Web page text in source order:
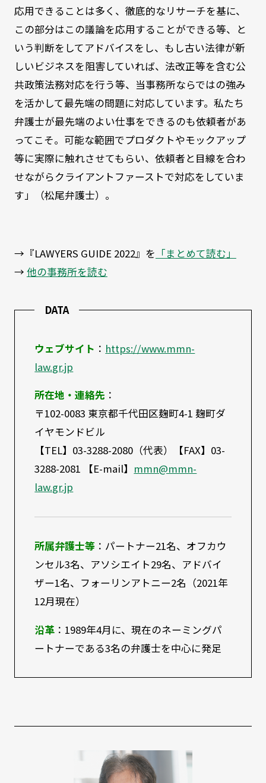
応用できることは多く、徹底的なリサーチを基に、
この部分はこの議論を応用することができる等、と
いう判断をしてアドバイスをし、もし古い法律が新
しいビジネスを阻害していれば、法改正等を含む公
共政策法務対応を行う等、当事務所ならではの強み
を活かして最先端の問題に対応しています。私たち
弁護士が最先端のよい仕事をできるのも依頼者があ
ってこそ。可能な範囲でプロダクトやモックアップ
等に実際に触れさせてもらい、依頼者と目線を合わ
せながらクライアントファーストで対応をしていま
す」（松尾弁護士）。
→『LAWYERS GUIDE 2022』を 「まとめて読む」
→ 他の事務所を読む
DATA
ウェブサイト ： https://www.mmn-
law.gr.jp
所在地・連絡先 ：
〒102-0083 東京都千代田区麹町4-1 麹町ダ
イヤモンドビル
【TEL】03-3288-2080（代表）【FAX】03-
3288-2081 【E-mail】 mmn@mmn-
law.gr.jp
所属弁護士等 ：パートナー21名、オフカウ
ンセル3名、アソシエイト29名、アドバイ
ザー1名、フォーリンアトニー2名（2021年
12月現在）
沿革 ：1989年4月に、現在のネーミングパ
ートナーである3名の弁護士を中心に発足